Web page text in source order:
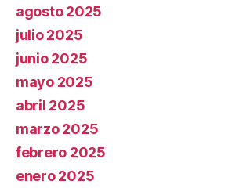
agosto 2025
julio 2025
junio 2025
mayo 2025
abril 2025
marzo 2025
febrero 2025
enero 2025